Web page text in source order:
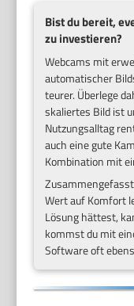
Bist du bereit,
zu investieren?
Webcams mit
automatischer
teurer. Überlege
skaliertes Bild ist
Nutzungsalltag
auch eine gute
Kombination mit
Wert auf Komfort
Lösung hättest,
kommst du mit
Software oft